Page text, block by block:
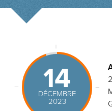
14
DÉCEMBRE
2023